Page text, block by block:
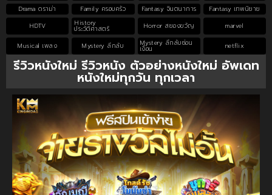
Drama ดราม่า
Family ครอบครัว Fantasy จินตนาการ
Fantasy เทพนิยาย
HDTV
History
ประวัติศาสตร์ Horror สยองขวัญ marvel
Musical เพลง Mystery ลึกลับ Mystery ลึกลับซ่อน
เงื่อน netflix
รีวิวหนังใหม่ รีวิวหนัง ตัวอย่างหนังใหม่ อัพเดท
หนังใหม่ทุกวัน ทุกเวลา